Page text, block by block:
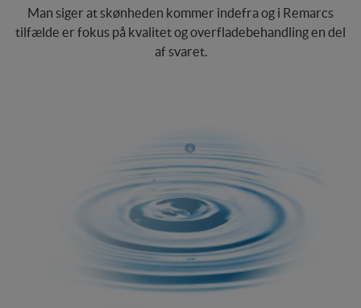
Man siger at skønheden kommer indefra og i Remarcs
tilfælde er fokus på kvalitet og overfladebehandling en del
af svaret.
bruger.
Markedsføring